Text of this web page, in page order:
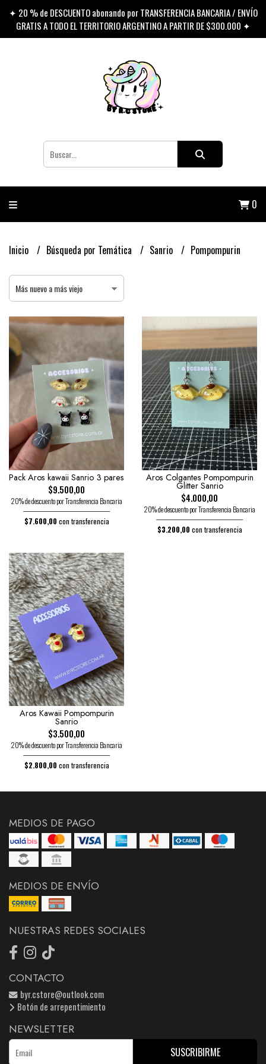
✦ 20 % de DESCUENTO abonando por TRANSFERENCIA BANCARIA / ENVÍO
GRATIS A TODO EL TERRITORIO ARGENTINO A PARTIR DE $300.000 ✦
0
Inicio Búsqueda por Temática Sanrio Pompompurin
Pack Aros kawaii Sanrio 3 pares
$9.500,00
20% de descuento por Transferencia Bancaria
$7.600,00 con transferencia
Aros Colgantes Pompompurin
Glitter Sanrio
$4.000,00
20% de descuento por Transferencia Bancaria
$3.200,00 con transferencia
Aros Kawaii Pompompurin
Sanrio
$3.500,00
20% de descuento por Transferencia Bancaria
$2.800,00 con transferencia
MEDIOS DE PAGO
MEDIOS DE ENVÍO
NUESTRAS REDES SOCIALES
CONTACTO
byr.cstore@outlook.com
Botón de arrepentimiento
NEWSLETTER
SUSCRIBIRME